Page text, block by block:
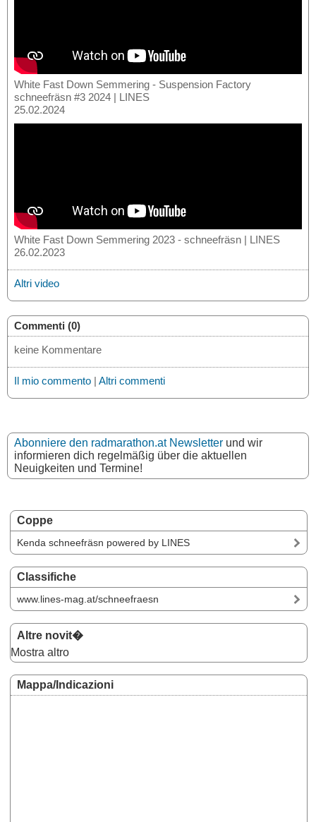
Coppe
Kenda schneefräsn powered by LINES
Classifiche
www.lines-mag.at/schneefraesn
Altre novit�
Mostra altro
Mappa/Indicazioni
White Fast Down Semmering - Suspension Factory
schneefräsn #3 2024 | LINES
25.02.2024
White Fast Down Semmering 2023 - schneefräsn | LINES
26.02.2023
Altri video
Commenti (0)
keine Kommentare
Il mio commento Altri commenti
Abonniere den radmarathon.at Newsletter und wir
informieren dich regelmäßig über die aktuellen
Neuigkeiten und Termine!